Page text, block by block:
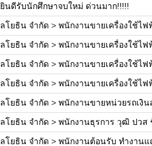
นดีรับนักศึกษาจบใหม่ ด่วนมาก!!!!!
โยธิน จำกัด > พนักงานขายเครื่องใช้ไฟ
โยธิน จำกัด > พนักงานขายเครื่องใช้ไฟ
โยธิน จำกัด > พนักงานขายเครื่องใช้ไฟ
โยธิน จำกัด > พนักงานขายเครื่องใช้ไฟ
โยธิน จำกัด > พนักงานขายหน่วยรถเงิน
โยธิน จำกัด > พนักงานธุรการ วุฒิ ปวส
โยธิน จำกัด > พนักงานต้อนรับ ทำงานแ